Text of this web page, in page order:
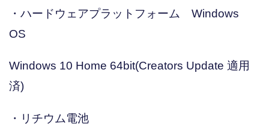
・ハードウェアプラットフォーム Windows
OS
Windows 10 Home 64bit(Creators Update 適用
済)
・リチウム電池